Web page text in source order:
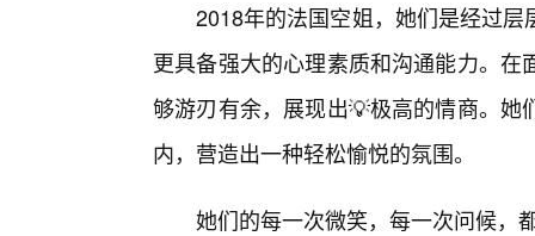
2018年的法国空姐，她们是经过
更具备强大的心理素质和沟通能力。
够游刃有余，展现出💡极高的情商。
内，营造出一种轻松愉悦的氛围。
她们的每一次微笑，每一次问候，